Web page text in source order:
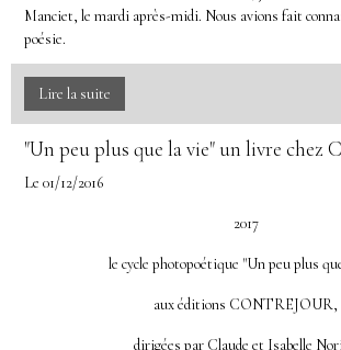
absolument fausse pour aller de
pose et elle sert de base à tout
Plus de quatre décennies,
expérience, de pratique et
arts martiaux traditionnels, le
de l'existence de l'énergie
aura grandement suffi à me
éprouver et en étudier les effets et
offertes. Il n'est pas rare que
Manciet, le mardi après-midi. Nous avions fait
poésie.
Lire la suite
"Un peu plus que la vie" un livre chez
Le 01/12/2016
2017
le cycle photopoétique "Un peu plus
aux éditions CONTREJOUR,
dirigées par Claude et Isabelle